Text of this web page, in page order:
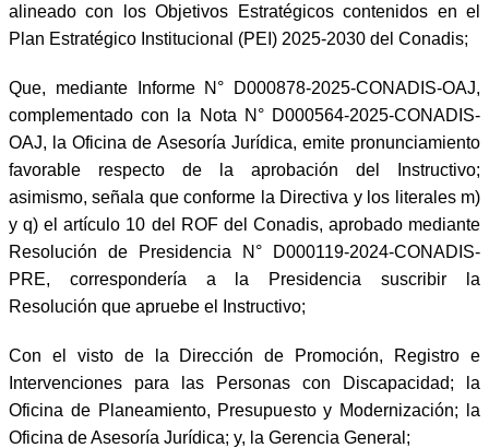
alineado con los Objetivos Estratégicos contenidos en el
Plan Estratégico Institucional (PEI) 2025-2030 del Conadis;
Que, mediante Informe N° D000878-2025-CONADIS-OAJ,
complementado con la Nota N° D000564-2025-CONADIS-
OAJ, la Oficina de Asesoría Jurídica, emite pronunciamiento
favorable respecto de la aprobación del Instructivo;
asimismo, señala que conforme la Directiva y los literales m)
y q) el artículo 10 del ROF del Conadis, aprobado mediante
Resolución de Presidencia N° D000119-2024-CONADIS-
PRE, correspondería a la Presidencia suscribir la
Resolución que apruebe el Instructivo;
Con el visto de la Dirección de Promoción, Registro e
Intervenciones para las Personas con Discapacidad; la
Oficina de Planeamiento, Presupuesto y Modernización; la
Oficina de Asesoría Jurídica; y, la Gerencia General;